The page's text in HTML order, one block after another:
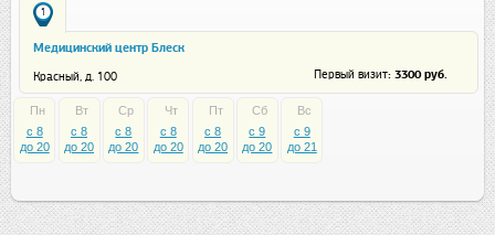
1
Медицинский центр Блеск
Красный, д. 100 Первый визит: 3300 руб.
Пн
c 8
до 20
Вт
c 8
до 20
Ср
c 8
до 20
Чт
c 8
до 20
Пт
c 8
до 20
Сб
c 9
до 20
Вс
c 9
до 21